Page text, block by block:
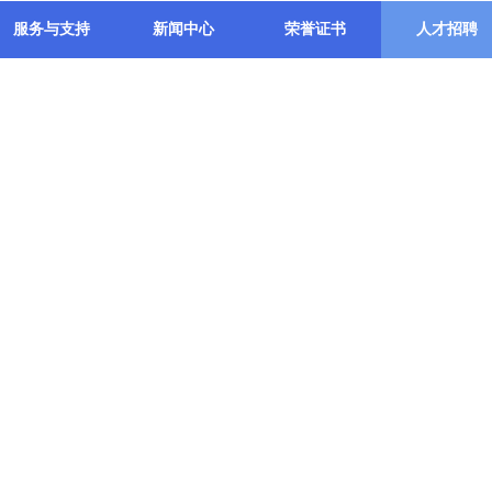
服务与支持 新闻中心 荣誉证书 人才招聘